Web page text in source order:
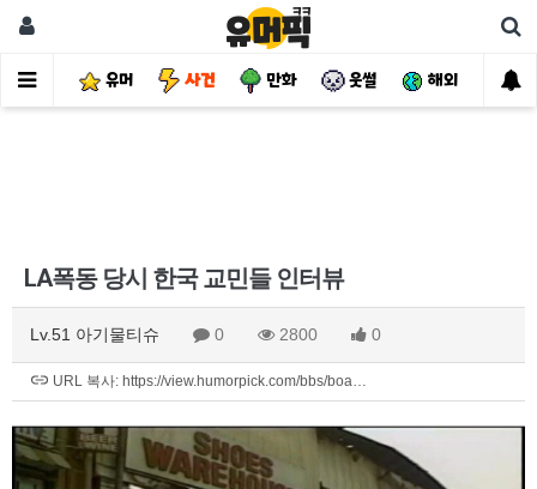
유머 사건 만화 웃썰 해외 핫
LA폭동 당시 한국 교민들 인터뷰
Lv.51 아기물티슈 0 2800 0
URL 복사: https://view.humorpick.com/bbs/boa…